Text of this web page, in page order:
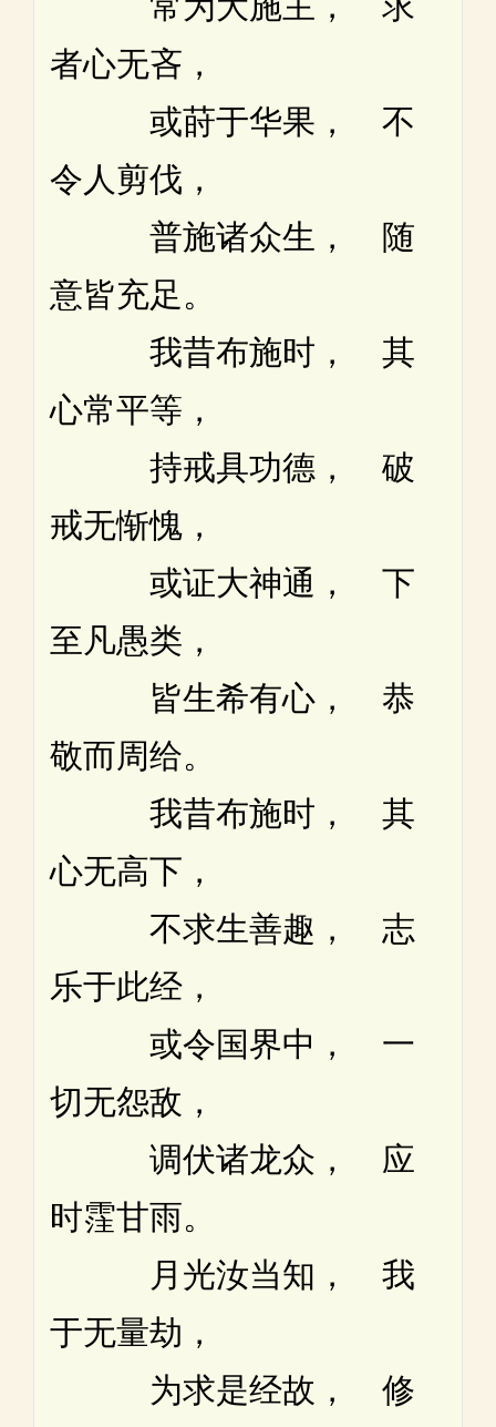
者心无吝，
或莳于华果， 不
令人剪伐，
普施诸众生， 随
意皆充足。
我昔布施时， 其
心常平等，
持戒具功德， 破
戒无惭愧，
或证大神通， 下
至凡愚类，
皆生希有心， 恭
敬而周给。
我昔布施时， 其
心无高下，
不求生善趣， 志
乐于此经，
或令国界中， 一
切无怨敌，
调伏诸龙众， 应
时霔甘雨。
月光汝当知， 我
于无量劫，
为求是经故， 修